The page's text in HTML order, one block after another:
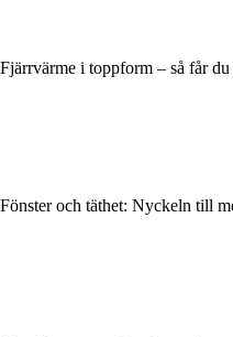
Fjärrvärme i toppform – så får
Fönster och täthet: Nyckeln till